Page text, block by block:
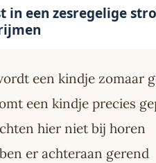
in een zesregelige
een kindje zomaar
een kindje precies
hier niet bij horen
er achteraan gerend